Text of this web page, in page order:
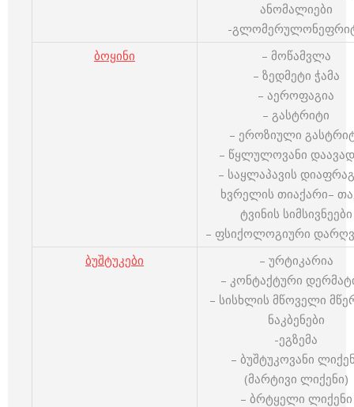
ანომალიები
-
ბოყინი
– მოწამვლა
– ზედმეტი ჭამა
– აეროფაგია
– გასტრიტი
– ეროზიული
– წყლულოვანი
– საყლაპავის
ხვრელის თიაქარი–
ტვინის სიმსივნეები
– ფსიქოლოგიური
ბუშტუკები
– ურტიკარია
– კონტაქტური
– სისხლის მწოველი
ნაკბენები
-ეგზემა
– ბუშტუკოვანი
(მარტივი ლიქენი)
– ბრტყელი ლიქენი